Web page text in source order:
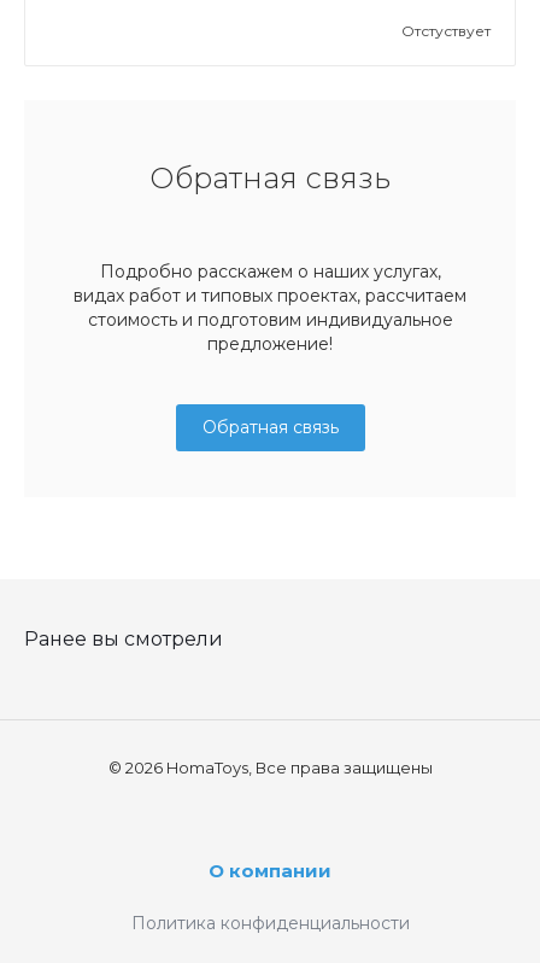
Отстуствует
Обратная связь
Подробно расскажем о наших услугах,
видах работ и типовых проектах, рассчитаем
стоимость и подготовим индивидуальное
предложение!
Обратная связь
Ранее вы смотрели
© 2026 HomaToys, Все права защищены
О компании
Политика конфиденциальности